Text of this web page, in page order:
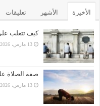
الأخيرة الأشهر تعليقات
كيف تتغلب
13 مارس، 2026
صفة الصلاة
13 مارس، 2026